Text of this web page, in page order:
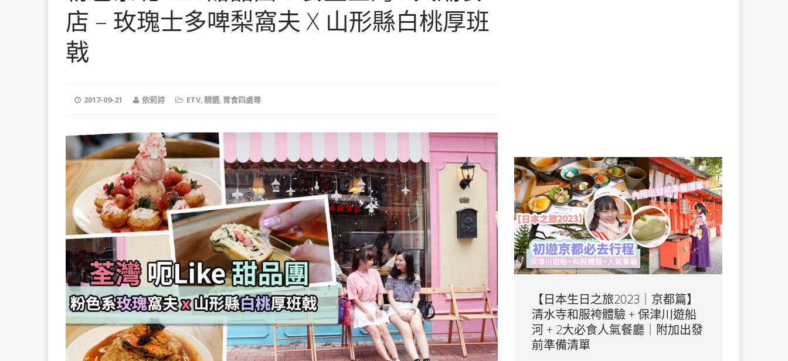
店 – 玫瑰士多啤梨窩夫 X 山形縣白桃厚班
戟
2017-09-21 依莉詩 ETV,精選, 胃食四處尋
【日本生日之旅2023｜京都篇】
清水寺和服袴體驗 + 保津川遊船
河 + 2大必食人氣餐廳｜附加出發
前準備清單